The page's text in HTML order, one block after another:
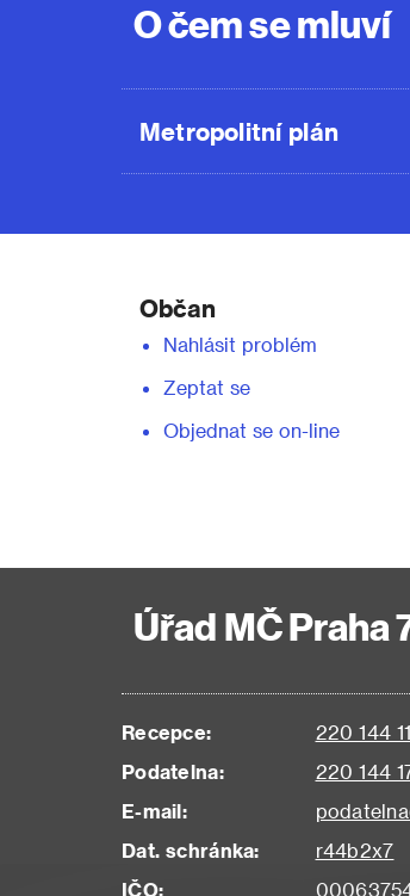
O čem se mluví
Metropolitní plán
Občan
Nahlásit problém
Zeptat se
Objednat se on-line
Úřad MČ Praha
Recepce:
220 144
Podatelna:
220 144
E-mail:
Dat. schránka:
r44b2x7
IČO: